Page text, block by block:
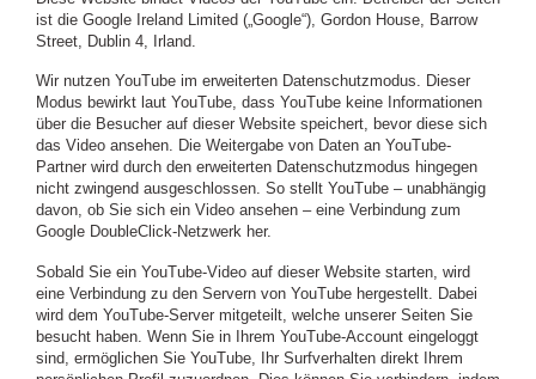
ist die Google Ireland Limited („Google“), Gordon House, Barrow
Street, Dublin 4, Irland.
Wir nutzen YouTube im erweiterten Datenschutzmodus. Dieser
Modus bewirkt laut YouTube, dass YouTube keine Informationen
über die Besucher auf dieser Website speichert, bevor diese sich
das Video ansehen. Die Weitergabe von Daten an YouTube-
Partner wird durch den erweiterten Datenschutzmodus hingegen
nicht zwingend ausgeschlossen. So stellt YouTube – unabhängig
davon, ob Sie sich ein Video ansehen – eine Verbindung zum
Google DoubleClick-Netzwerk her.
Sobald Sie ein YouTube-Video auf dieser Website starten, wird
eine Verbindung zu den Servern von YouTube hergestellt. Dabei
wird dem YouTube-Server mitgeteilt, welche unserer Seiten Sie
besucht haben. Wenn Sie in Ihrem YouTube-Account eingeloggt
sind, ermöglichen Sie YouTube, Ihr Surfverhalten direkt Ihrem